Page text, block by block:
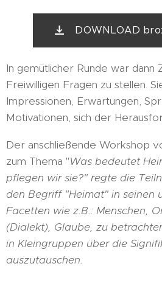
DOWNLOAD
In gemütlicher Runde war dann
Freiwilligen Fragen zu stellen.
Impressionen, Erwartungen,
Motivationen, sich der
Der anschließende Workshop
zum Thema "Was bedeutet
pflegen wir sie?" regte die
den Begriff "Heimat" in seinen
Facetten wie z.B.: Menschen,
(Dialekt), Glaube, zu
in Kleingruppen über die
auszutauschen.